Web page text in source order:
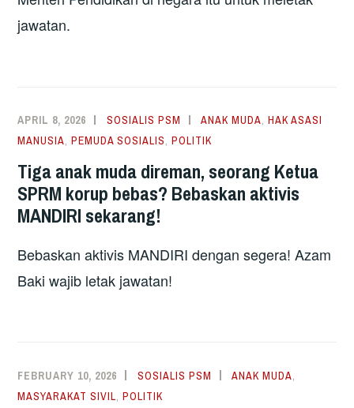
jawatan.
APRIL 8, 2026 SOSIALIS PSM ANAK MUDA,HAK ASASI
MANUSIA,PEMUDA SOSIALIS,POLITIK
Tiga anak muda direman, seorang Ketua
SPRM korup bebas? Bebaskan aktivis
MANDIRI sekarang!
Bebaskan aktivis MANDIRI dengan segera! Azam
Baki wajib letak jawatan!
FEBRUARY 10, 2026 SOSIALIS PSM ANAK MUDA,
MASYARAKAT SIVIL,POLITIK